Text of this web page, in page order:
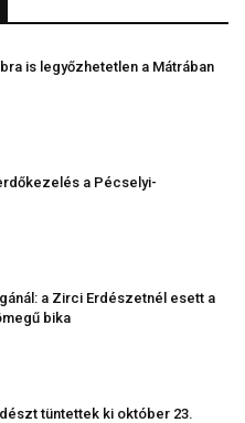
is legyőzhetetlen a Mátrában
a Pécselyi-
a Zirci Erdészetnél esett a
bika
tüntettek ki október 23.